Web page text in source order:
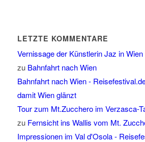
LETZTE KOMMENTARE
Vernissage der Künstlerin Jaz in
zu Bahnfahrt nach Wien
Bahnfahrt nach Wien -
damit Wien glänzt
Tour zum Mt.Zucchero im Verzasca-
zu Fernsicht ins Wallis vom Mt.
Impressionen im Val d'Osola -